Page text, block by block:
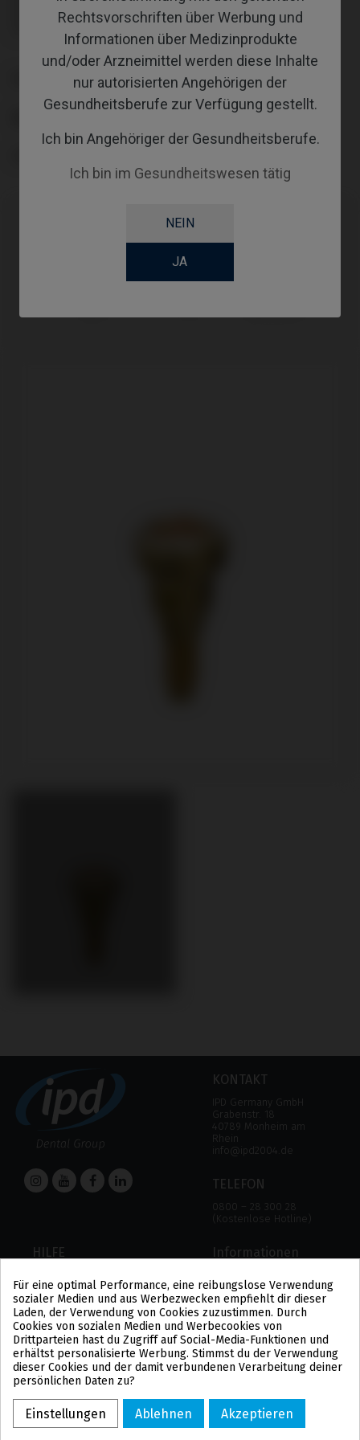
Rechtsvorschriften über Werbung und
Informationen über Medizinprodukte
und/oder Arzneimittel werden diese Inhalte
nur autorisierten Angehörigen der
Gesundheitsberufe zur Verfügung gestellt.
Ich bin Angehöriger der Gesundheitsberufe.
Ich bin im Gesundheitswesen tätig
NEIN
JA
Inklusive Transporter: IPD/KA-CL-14
Inklusive Transporter: IPD/KA-CL-14
Inklusive Transporter: IPD/KA-CL-14
PLATTFORM
KONTAKT
IPD Germany GmbH
Grabenstr. 18
40789 Monheim am
Rhein
info@ipd2004.de
TELEFON
0800 – 28 300 28
(Kostenlose Hotline)
HILFE
HILFE
ZAHLUNGSMODALITÄTEN
VERSAND UND RÜCKGABE
Informationen
RECHTLICHER HINWEIS
DATENSCHUTZBESTIMMUNGEN
COOKIE-POLITIK
ALLGEMEINE
GESCHÄFTSBEDINGUNGEN
US
PL
BE
ES
Für eine optimal Performance, eine reibungslose Verwendung
sozialer Medien und aus Werbezwecken empfiehlt dir dieser
Laden, der Verwendung von Cookies zuzustimmen. Durch
Cookies von sozialen Medien und Werbecookies von
Drittparteien hast du Zugriff auf Social-Media-Funktionen und
erhältst personalisierte Werbung. Stimmst du der Verwendung
dieser Cookies und der damit verbundenen Verarbeitung deiner
persönlichen Daten zu?
Einstellungen Ablehnen Akzeptieren